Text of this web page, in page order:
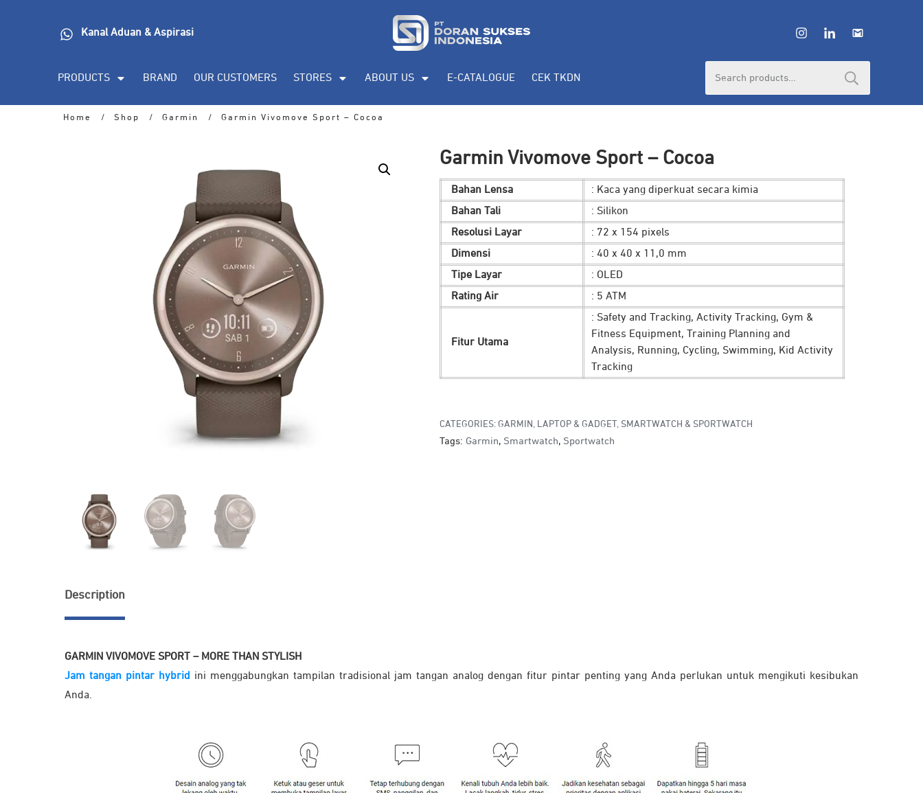
Kanal Aduan & Aspirasi
PRODUCTS BRAND OUR CUSTOMERS STORES ABOUT US E-CATALOGUE CEK TKDN
Home / Shop / Garmin / Garmin Vivomove Sport – Cocoa
Garmin Vivomove Sport – Cocoa
Bahan Lensa
: Kaca yang diperkuat secara kimia
Bahan Tali
: Silikon
Resolusi Layar
: 72 x 154 pixels
Dimensi
: 40 x 40 x 11,0 mm
Tipe Layar
: OLED
Rating Air
: 5 ATM
Fitur Utama
: Safety and Tracking, Activity Tracking, Gym &
Fitness Equipment, Training Planning and
Analysis, Running, Cycling, Swimming, Kid Activity
Tracking
CATEGORIES:GARMIN , LAPTOP & GADGET , SMARTWATCH & SPORTWATCH
Tags: Garmin, Smartwatch, Sportwatch
Description
GARMIN VIVOMOVE SPORT – MORE THAN STYLISH
Jam tangan pintar hybrid ini menggabungkan tampilan tradisional jam tangan analog dengan fitur pintar penting yang Anda perlukan untuk mengikuti kesibukan
Anda.